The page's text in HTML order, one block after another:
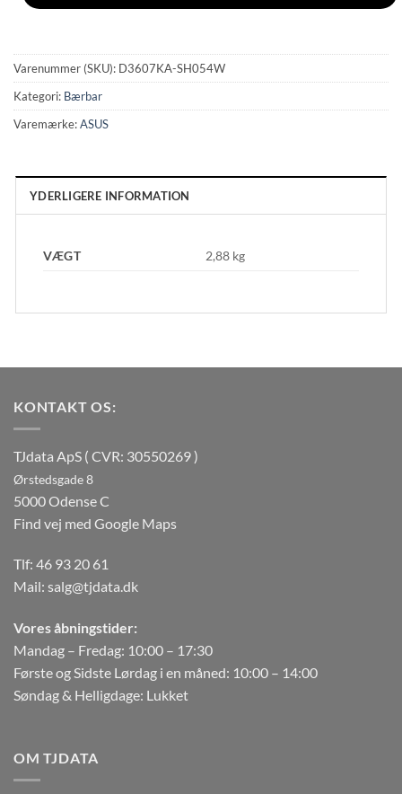
Varenummer (SKU): D3607KA-SH054W
Kategori: Bærbar
Varemærke:ASUS
YDERLIGERE INFORMATION
VÆGT 2,88 kg
KONTAKT OS:
TJdata ApS ( CVR: 30550269 )
Ørstedsgade 8
5000 Odense C
Find vej med Google Maps
Tlf: 46 93 20 61
Mail: salg@tjdata.dk
Vores åbningstider:
Mandag – Fredag: 10:00 – 17:30
Første og Sidste Lørdag i en måned: 10:00 – 14:00
Søndag & Helligdage: Lukket
OM TJDATA